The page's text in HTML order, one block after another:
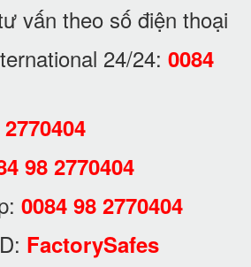
theo số điện thoại
24/24: 0084
98 2770404
0084 98 2770404
FactorySafes